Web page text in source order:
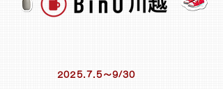
2025.7.5～9/30